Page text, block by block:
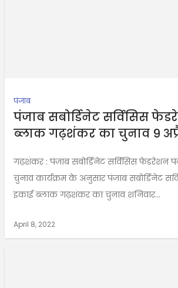
पंजाब
पंजाब सबोर्डिनेट सर्विसिस
ब्लाक गढ़शंकर का चुनाव 9
गढ़शंकर : पंजाब सबोर्डिनेट सर्विसिस फेडरेशन
चुनाव कार्यक्रम के अनुसार पंजाब सबोर्डिनेट
इकाई ब्लाक गढ़शंकर का चुनाव शनिवार...
April 8, 2022